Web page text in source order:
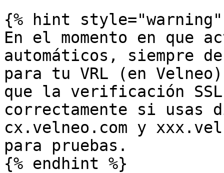
{% hint style="warning"
En el momento en
automáticos, siempre
para tu VRL (en
que la verificación
correctamente si usas
cx.velneo.com y
para pruebas.
{% endhint %}